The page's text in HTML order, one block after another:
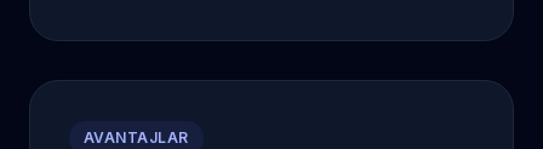
AVANTAJLAR